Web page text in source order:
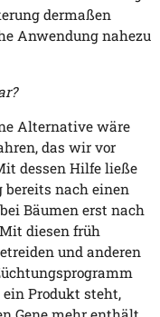
dermaßen
Anwendung nahezu
Alternative wäre
das wir vor
dessen Hilfe ließe
bereits nach einen
Bäumen erst nach
diesen früh
und anderen
Produkt steht,